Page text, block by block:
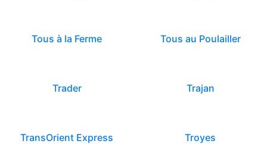
Tous à la Ferme Tous au Poulailler
Trader Trajan
TransOrient Express Troyes